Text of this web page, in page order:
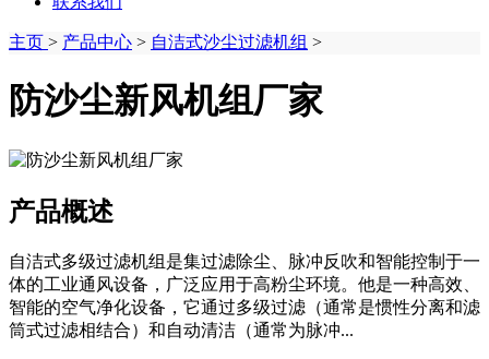
主页 > 产品中心 > 自洁式沙尘过滤机组 >
防沙尘新风机组厂家
产品概述
自洁式多级过滤机组是集过滤除尘、脉冲反吹和智能控制于一
体的工业通风设备，广泛应用于高粉尘环境。他是一种高效、
智能的空气净化设备，它通过多级过滤（通常是惯性分离和滤
筒式过滤相结合）和自动清洁（通常为脉冲...